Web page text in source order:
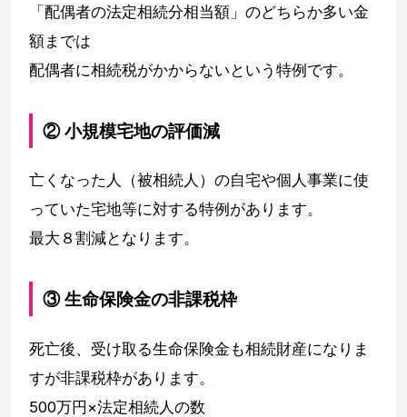
「配偶者の法定相続分相当額」のどちらか多い金
額までは
配偶者に相続税がかからないという特例です。
② 小規模宅地の評価減
亡くなった人（被相続人）の自宅や個人事業に使
っていた宅地等に対する特例があります。
最大８割減となります。
③ 生命保険金の非課税枠
死亡後、受け取る生命保険金も相続財産になりま
すが非課税枠があります。
500万円×法定相続人の数